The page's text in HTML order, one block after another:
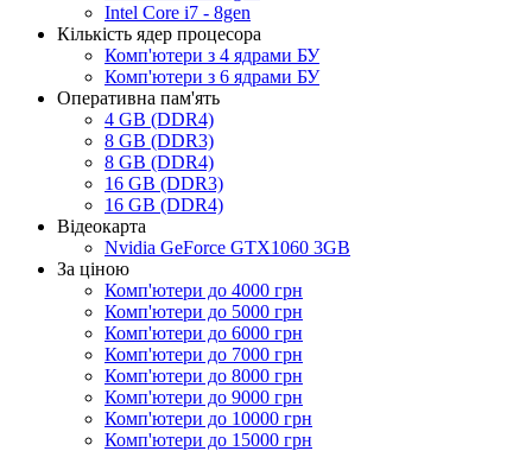
Intel Core i7 - 8gen
Кількість ядер процесора
Комп'ютери з 4 ядрами БУ
Комп'ютери з 6 ядрами БУ
Оперативна пам'ять
4 GB (DDR4)
8 GB (DDR3)
8 GB (DDR4)
16 GB (DDR3)
16 GB (DDR4)
Відеокарта
Nvidia GeForce GTX1060 3GB
За ціною
Комп'ютери до 4000 грн
Комп'ютери до 5000 грн
Комп'ютери до 6000 грн
Комп'ютери до 7000 грн
Комп'ютери до 8000 грн
Комп'ютери до 9000 грн
Комп'ютери до 10000 грн
Комп'ютери до 15000 грн